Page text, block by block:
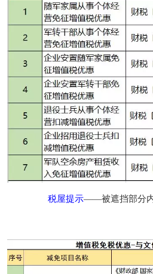
税屋提示——被遮挡部分内